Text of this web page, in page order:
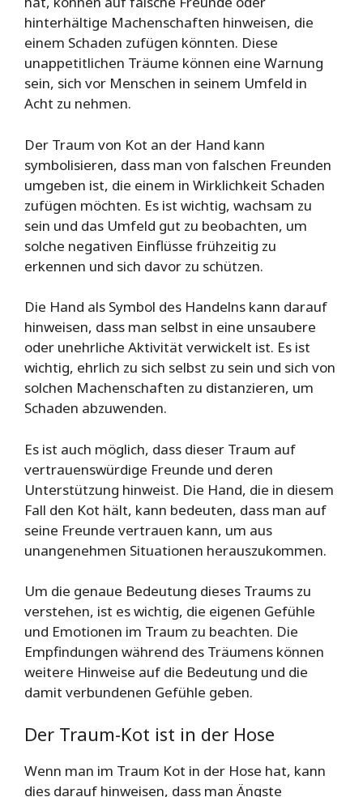
hinterhältige Machenschaften hinweisen, die
einem Schaden zufügen könnten. Diese
unappetitlichen Träume können eine Warnung
sein, sich vor Menschen in seinem Umfeld in
Acht zu nehmen.
Der Traum von Kot an der Hand kann
symbolisieren, dass man von falschen Freunden
umgeben ist, die einem in Wirklichkeit Schaden
zufügen möchten. Es ist wichtig, wachsam zu
sein und das Umfeld gut zu beobachten, um
solche negativen Einflüsse frühzeitig zu
erkennen und sich davor zu schützen.
Die Hand als Symbol des Handelns kann darauf
hinweisen, dass man selbst in eine unsaubere
oder unehrliche Aktivität verwickelt ist. Es ist
wichtig, ehrlich zu sich selbst zu sein und sich von
solchen Machenschaften zu distanzieren, um
Schaden abzuwenden.
Es ist auch möglich, dass dieser Traum auf
vertrauenswürdige Freunde und deren
Unterstützung hinweist. Die Hand, die in diesem
Fall den Kot hält, kann bedeuten, dass man auf
seine Freunde vertrauen kann, um aus
unangenehmen Situationen herauszukommen.
Um die genaue Bedeutung dieses Traums zu
verstehen, ist es wichtig, die eigenen Gefühle
und Emotionen im Traum zu beachten. Die
Empfindungen während des Träumens können
weitere Hinweise auf die Bedeutung und die
damit verbundenen Gefühle geben.
Der Traum-Kot ist in der Hose
Wenn man im Traum Kot in der Hose hat, kann
dies darauf hinweisen, dass man Ängste